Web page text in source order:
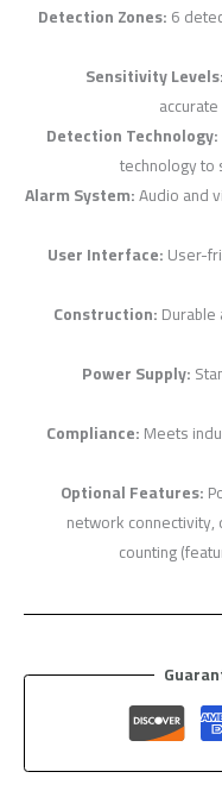
Detection Zones:6
Sensitivity Levels:
Detection Technology:
technology to
Alarm System:Audio and
User Interface:User-
Construction:
Power Supply:
Compliance:Meets
Optional Features:
network connectivity,
counting